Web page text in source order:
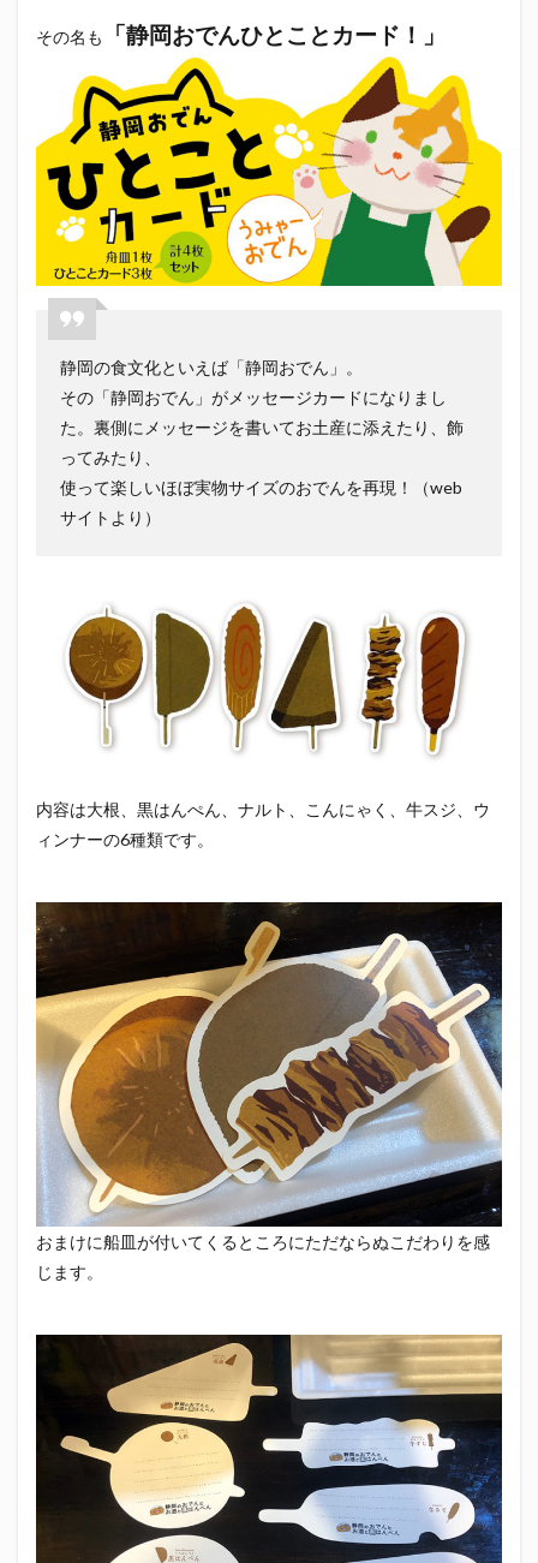
その名も 「静岡おでんひとことカード！」
静岡の食文化といえば「静岡おでん」。
その「静岡おでん」がメッセージカードになりまし
た。裏側にメッセージを書いてお土産に添えたり、飾
ってみたり、
使って楽しいほぼ実物サイズのおでんを再現！（web
サイトより）
内容は大根、黒はんぺん、ナルト、こんにゃく、牛スジ、ウ
ィンナーの6種類です。
おまけに船皿が付いてくるところにただならぬこだわりを感
じます。
ビックボンバーズ
ビッグボンバーズ
ペスト
ペニーゆうすけ
ホッピー マッチ
ヤマダネコ
リベロ
ヴィッセル神戸 七尾たくあん
三保
三和酒造
三和酒造場
三島カツオ
三遠ネオフェニックス
下島さん
京都サンガF.C.
伊東市
伊藤食品 伊豆急行
修善寺サイダー
初亀
初亀醸造 勉三さん
吉田義元
埼玉西武ライオンズ
大村屋酒造場
大道芸
天皇杯 太田焼きそば
安田記念
宝塚記念
富士正酒造
富士錦 富士錦酒造
小野友樹
山とおでん
日本酒
春華堂
木村飲料
杉井酒造
杉錦酒造
東レアローズ静岡
桜まつり
森本酒造
権田修一
横浜F・マリノス 正雪
浦和レッズ
清水エスパルス
清水東高校
湘南ベルマーレ
真卓朗商店
矢魔破 磯自慢
磯自慢酒造
神沢川酒造場
英君
藤枝MYFC
西武ライオンズ
赤石聖
鄭大世
鈴木将平
鈴木矢魔破
開運 青島みかん
青島酒造
静岡おでん
静岡おでん祭
静岡お茶コーラ
静岡のお酒とおでんを愛でる会
静岡の地酒
静岡万調ラーメン
静岡新聞
静岡高校
静岡麦酒
駒越食品
鹿島アントラーズ
黒はんぺん